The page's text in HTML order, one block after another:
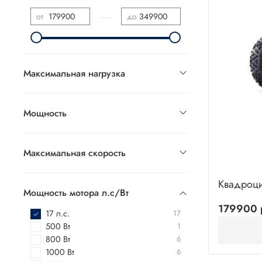
179900
от до
Максимальная нагрузка
Мощность
Максимальная скорость
Мощность мотора л.с/Вт
17 л.с. 17
500 Вт 1
800 Вт 6
1000 Вт 6